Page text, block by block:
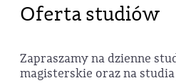
Oferta studiów
Zapraszamy na dzienne
magisterskie oraz na